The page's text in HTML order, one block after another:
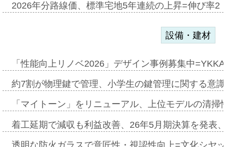
2026年分路線価、標準宅地5年連続の上昇=伸び率
設備・建材
「性能向上リノベ2026」デザイン事例募集中
約7割が物理鍵で管理、小学生の鍵管理に関する意
「マイトーン」をリニューアル、上位モデルの清
着工延期で減収も利益改善、26年5月期決算を発表